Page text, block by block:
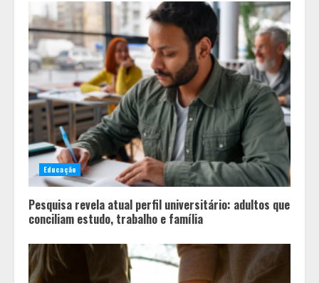
3
Você sabia que o frio também afeta
os pneus? Veja cuidados
fundamentais antes de pegar a
estrada no inverno
Projeto em análise no Senado pode
transformar o WhatsApp em um
canal menos confiável para os
usuários, diz especialista
Educação
Pesquisa revela atual perfil universitário: adultos que
conciliam estudo, trabalho e família